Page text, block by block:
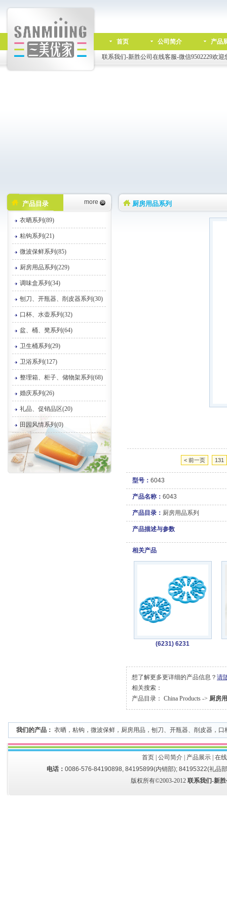
首页 公司简介 产品
联系我们-新胜公司在线客服-微信9502229欢迎
产品目录 more
衣晒系列(89)
粘钩系列(21)
微波保鲜系列(85)
厨房用品系列(229)
调味盒系列(34)
刨刀、开瓶器、削皮器系列(30)
口杯、水壶系列(32)
盆、桶、凳系列(64)
卫生桶系列(29)
卫浴系列(127)
整理箱、柜子、储物架系列(68)
婚庆系列(26)
礼品、促销品区(20)
田园风情系列(0)
厨房用品系列
< 前一页 131
型号： 6043
产品名称： 6043
产品目录： 厨房用品系列
产品描述与参数
相关产品
(6231) 6231
想了解更多更详细的产品信息？ 请
相关搜索：
产品目录： China Products -> 厨房
我们的产品： 衣晒 ， 粘钩 ， 微波保鲜 ， 厨房用品 ， 刨刀、开瓶器、削皮器 ， 口
首页| 公司简介| 产品展示| 在
电话： 0086-576-84190898, 84195899(内销部); 84195322(礼品
版权所有©2003-2012 联系我们-新胜